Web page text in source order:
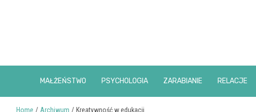
MAŁŻEŃSTWO PSYCHOLOGIA ZARABIANIE RELACJE
Home Archiwum Kreatywność w edukacji